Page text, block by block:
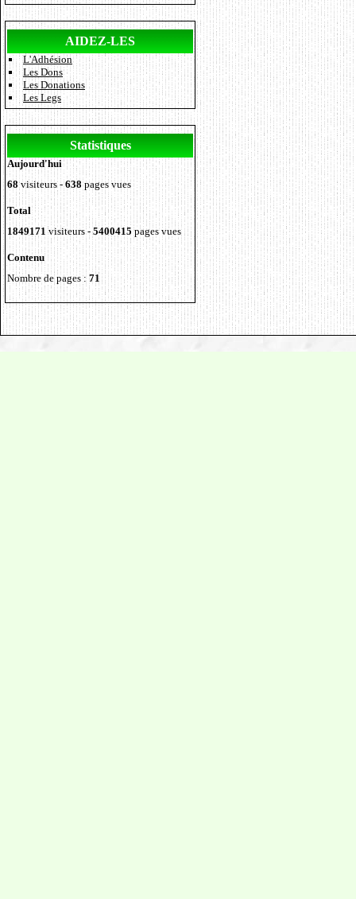
AIDEZ-LES
L'Adhésion
Les Dons
Les Donations
Les Legs
Statistiques
Aujourd'hui
68visiteurs -638pages vues
Total
1849171 visiteurs -5400415 pages vues
Contenu
Nombre de pages : 71